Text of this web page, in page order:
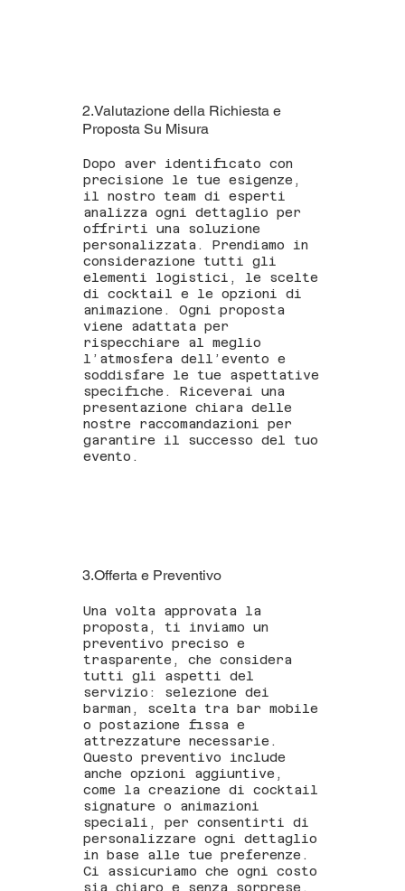
2.Valutazione della Richiesta e
Proposta Su Misura
Dopo aver identificato con
precisione le tue esigenze,
il nostro team di esperti
analizza ogni dettaglio per
offrirti una soluzione
personalizzata. Prendiamo in
considerazione tutti gli
elementi logistici, le scelte
di cocktail e le opzioni di
animazione. Ogni proposta
viene adattata per
rispecchiare al meglio
l’atmosfera dell’evento e
soddisfare le tue aspettative
specifiche. Riceverai una
presentazione chiara delle
nostre raccomandazioni per
garantire il successo del tuo
evento.
3.Offerta e Preventivo
Una volta approvata la
proposta, ti inviamo un
preventivo preciso e
trasparente, che considera
tutti gli aspetti del
servizio: selezione dei
barman, scelta tra bar mobile
o postazione fissa e
attrezzature necessarie.
Questo preventivo include
anche opzioni aggiuntive,
come la creazione di cocktail
signature o animazioni
speciali, per consentirti di
personalizzare ogni dettaglio
in base alle tue preferenze.
Ci assicuriamo che ogni costo
sia chiaro e senza sorprese.